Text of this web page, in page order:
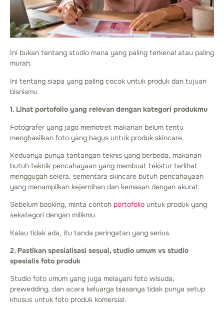
Ini bukan tentang studio mana yang paling terkenal atau paling
murah.
Ini tentang siapa yang paling cocok untuk produk dan tujuan
bisnismu.
1. Lihat portofolio yang relevan dengan kategori produkmu
Fotografer yang jago memotret makanan belum tentu
menghasilkan foto yang bagus untuk produk skincare.
Keduanya punya tantangan teknis yang berbeda, makanan
butuh teknik pencahayaan yang membuat tekstur terlihat
menggugah selera, sementara skincare butuh pencahayaan
yang menampilkan kejernihan dan kemasan dengan akurat.
Sebelum booking, minta contoh portofolio untuk produk yang
sekategori dengan milikmu.
Kalau tidak ada, itu tanda peringatan yang serius.
2. Pastikan spesialisasi sesuai, studio umum vs studio
spesialis foto produk
Studio foto umum yang juga melayani foto wisuda,
prewedding, dan acara keluarga biasanya tidak punya setup
khusus untuk foto produk komersial.